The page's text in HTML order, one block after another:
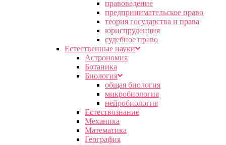
правоведение
предпринимательское право
теория государства и права
юриспруденция
судебное право
Естественные науки
Астрономия
Ботаника
Биология
общая биология
микробиология
нейробиология
Естествознание
Механика
Математика
География